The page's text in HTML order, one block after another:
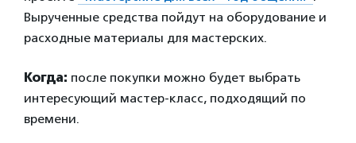
Вырученные средства пойдут на оборудование и
расходные материалы для мастерских.
Когда: после покупки можно будет выбрать
интересующий мастер-класс, подходящий по
времени.